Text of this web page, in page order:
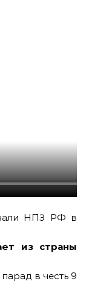
НПЗ РФ в
из страны
в честь 9